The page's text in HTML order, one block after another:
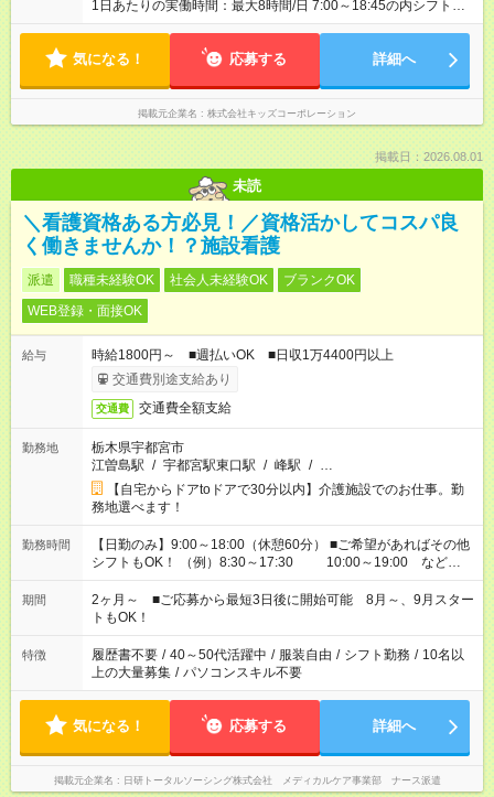
1日あたりの実働時間：最大8時間/日 7:00～18:45の内シフト制
1日2時間以上、週4日以上 ＊週20時間以上のシフト勤務 ＊休憩
60分） ＊お預かり状況により、勤務時間の調整をお願いする場
気になる！ 応募する 詳細へ
掲載元企業名 株式会社キッズコーポレーション
掲載日：2026.08.01
未読
＼看護資格ある方必見！／資格活かしてコスパ良
く働きませんか！？施設看護
派遣 職種未経験OK 社会人未経験OK
ブランクOK
WEB登録・面接OK
給与
時給1800円～ ■週払いOK ■日収1万4400円以上
交通費別途支給あり
交通費 交通費全額支給
勤務地
栃木県宇都宮市
江曽島駅 / 宇都宮駅東口駅 / 峰駅 / …
【自宅からドアtoドアで30分以内】介護施設でのお仕事。勤
務地選べます！
勤務時間
【日勤のみ】9:00～18:00（休憩60分） ■ご希望があればその他
シフトもOK！ （例）8:30～17:30 10:00～19:00 など
「家族とお休みを合わせたい」 「できれば残業はしたくない」
など、あなたのご希望に沿ったお仕事をご紹介します！ ※Wワ
ーク希望の方へ 今ご覧のお仕事で希望する勤務時間と、もう1つ
のお仕事の勤務時間。 合計で週40時間を超える場合は応募でき
ません
期間
2ヶ月～ ■ご応募から最短3日後に開始可能 8月～、9月スター
トもOK！
特徴 履歴書不要 / 40～50代活躍中 / 服装自由 / シフト勤務 / 10名以
上の大量募集 / パソコンスキル不要
気になる！ 応募する 詳細へ
掲載元企業名 日研トータルソーシング株式会社 メディカルケア事業部 ナース派遣